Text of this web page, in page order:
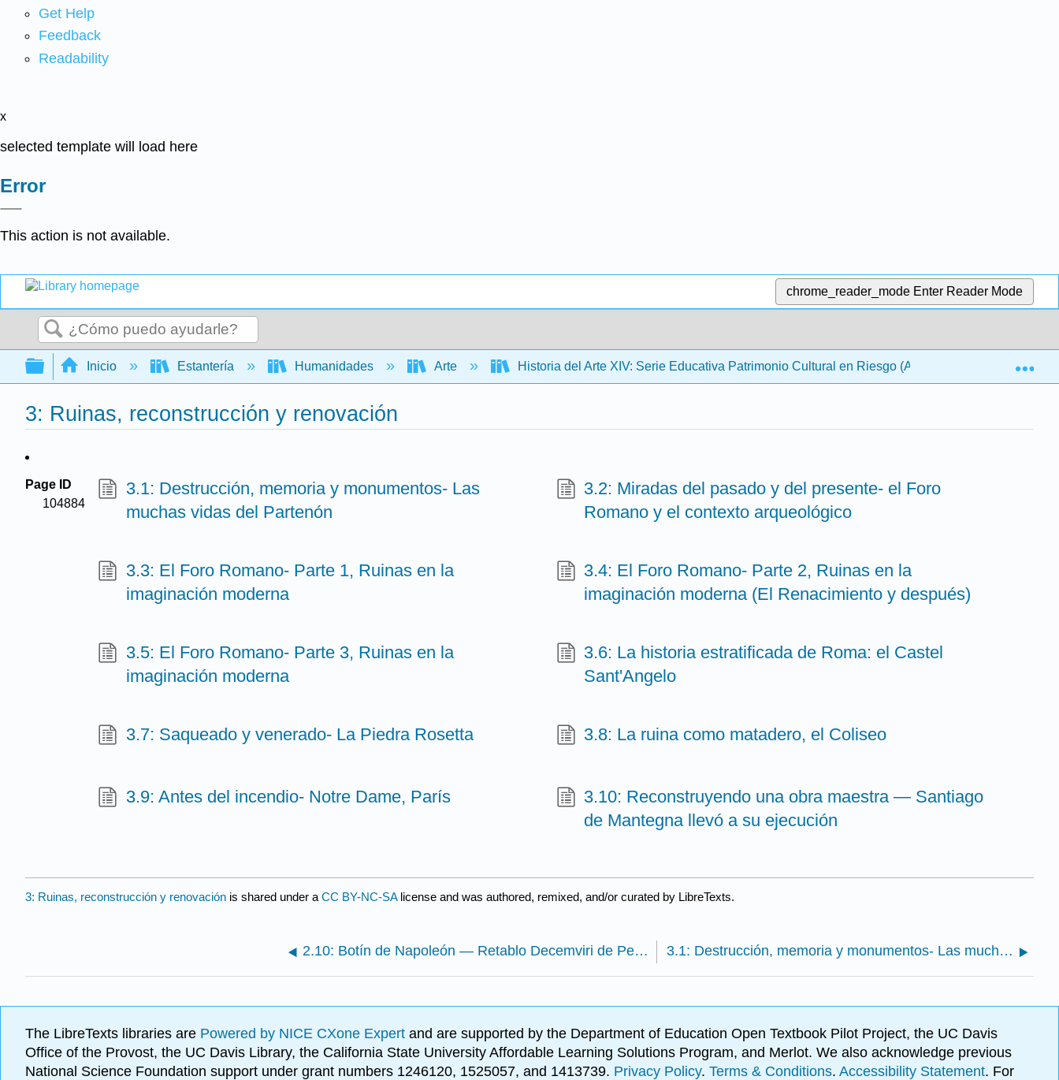
Get Help
Feedback
Readability
x
selected template will load here
Error
This action is not available.
chrome_reader_mode Enter Reader Mode
Buscar
Expandir/contraer jerarquía global
Inicio Estantería Humanidades Arte Historia del Arte XIV: Serie Educativa Patrimonio Cultural en Riesgo (ARQUES) 3:
3: Ruinas, reconstrucción y renovación
Page ID
104884
3.1: Destrucción, memoria y monumentos- Las
muchas vidas del Partenón
3.2: Miradas del pasado y del presente- el Foro
Romano y el contexto arqueológico
3.3: El Foro Romano- Parte 1, Ruinas en la
imaginación moderna
3.4: El Foro Romano- Parte 2, Ruinas en la
imaginación moderna (El Renacimiento y después)
3.5: El Foro Romano- Parte 3, Ruinas en la
imaginación moderna
3.6: La historia estratificada de Roma: el Castel
Sant'Angelo
3.7: Saqueado y venerado- La Piedra Rosetta 3.8: La ruina como matadero, el Coliseo
3.9: Antes del incendio- Notre Dame, París
3.10: Reconstruyendo una obra maestra — Santiago
de Mantegna llevó a su ejecución
3: Ruinas, reconstrucción y renovación is shared under a CC BY-NC-SA license and was authored, remixed, and/or curated by LibreTexts.
2.10: Botín de Napoleón — Retablo Decemviri de Perugino (precioso) 3.1: Destrucción, memoria y monumentos- Las muchas vidas del Partenón
The LibreTexts libraries are Powered by NICE CXone Expert and are supported by the Department of Education Open Textbook Pilot Project, the UC Davis
Office of the Provost, the UC Davis Library, the California State University Affordable Learning Solutions Program, and Merlot. We also acknowledge previous
National Science Foundation support under grant numbers 1246120, 1525057, and 1413739. Privacy Policy. Terms & Conditions. Accessibility Statement. For